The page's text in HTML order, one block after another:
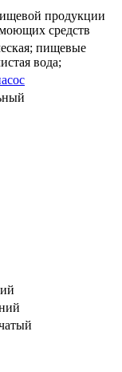
продукции
средств
пищевые
вода;